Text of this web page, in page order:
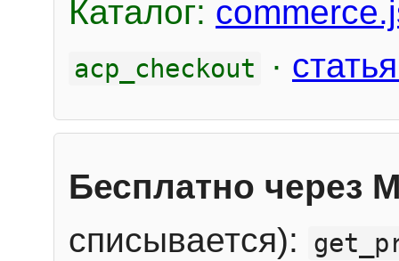
Каталог:
acp_checkout ·
Бесплатно через
списывается):